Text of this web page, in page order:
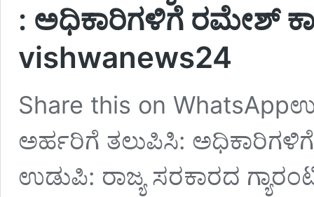
: ಅಧಿಕಾರಿಗಳಿಗೆ ರಮೇಶ್‌
vishwanews24
Share this on
ಅರ್ಹರಿಗೆ ತಲುಪಿಸಿ:
ಉಡುಪಿ: ರಾಜ್ಯ ಸರಕಾರದ